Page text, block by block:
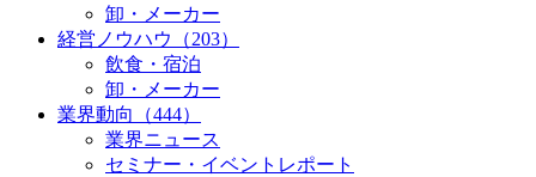
卸・メーカー
経営ノウハウ（203）
飲食・宿泊
卸・メーカー
業界動向（444）
業界ニュース
セミナー・イベントレポート